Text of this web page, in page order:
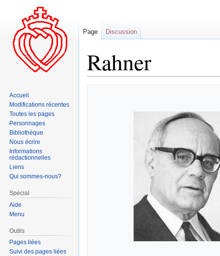
Rahner
Page Discussion
Accueil
Modifications récentes
Toutes les pages
Personnages
Bibliothèque
Nous écrire
Informations
rédactionnelles
Liens
Qui sommes-nous?
Spécial
Aide
Menu
Outils
Pages liées
Suivi des pages liées